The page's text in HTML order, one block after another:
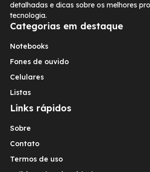
detalhadas e dicas sobre os melhores
tecnologia.
Categorias em destaque
Notebooks
Fones de ouvido
Celulares
Listas
Links rápidos
Sobre
Contato
Termos de uso